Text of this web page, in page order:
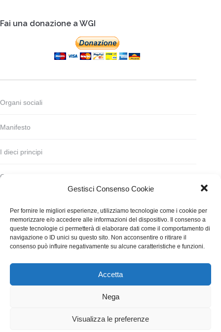
Gestisci Consenso Cookie
Per fornire le migliori esperienze, utilizziamo tecnologie come i cookie per
memorizzare e/o accedere alle informazioni del dispositivo. Il consenso a
queste tecnologie ci permetterà di elaborare dati come il comportamento di
navigazione o ID unici su questo sito. Non acconsentire o ritirare il
consenso può influire negativamente su alcune caratteristiche e funzioni.
Accetta
Nega
Visualizza le preferenze
Fai una donazione a WGI
Organi sociali
Manifesto
I dieci principi
Codice deontologico
Finanziamento
Contatti
+39 347 2461036
WGItalia